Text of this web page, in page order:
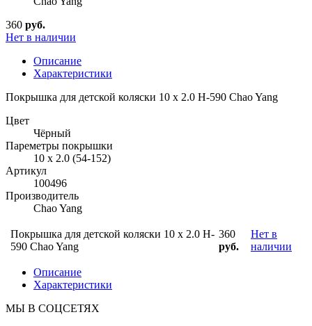
360 руб.
Нет в наличии
Описание
Характеристики
Покрышка для детской коляски 10 x 2.0 H-590 Chao Yang
Цвет
Чёрный
Пареметры покрышки
10 x 2.0 (54-152)
Артикул
100496
Производитель
Chao Yang
Покрышка для детской коляски 10 x 2.0 H-
590 Chao Yang
360
руб.
Нет в
наличии
Описание
Характеристики
МЫ В СОЦСЕТЯХ